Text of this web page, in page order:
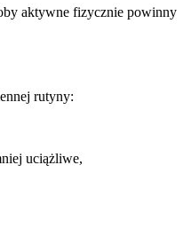
aktywne fizycznie powinny
rutyny:
uciążliwe,